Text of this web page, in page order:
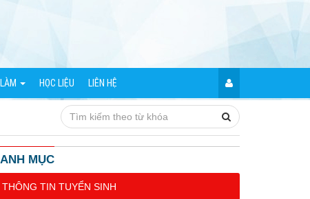
HỌC LIỆU LIÊN HỆ
MỤC
THÔNG TIN TUYỂN SINH